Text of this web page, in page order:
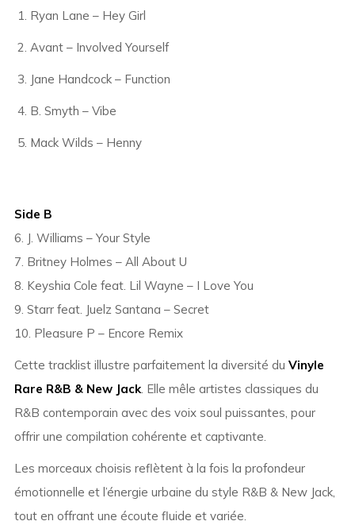
Ryan Lane – Hey Girl
Avant – Involved Yourself
Jane Handcock – Function
B. Smyth – Vibe
Mack Wilds – Henny
Side B
6. J. Williams – Your Style
7. Britney Holmes – All About U
8. Keyshia Cole feat. Lil Wayne – I Love You
9. Starr feat. Juelz Santana – Secret
10. Pleasure P – Encore Remix
Cette tracklist illustre parfaitement la diversité du Vinyle
Rare R&B & New Jack. Elle mêle artistes classiques du
R&B contemporain avec des voix soul puissantes, pour
offrir une compilation cohérente et captivante.
Les morceaux choisis reflètent à la fois la profondeur
émotionnelle et l’énergie urbaine du style R&B & New Jack,
tout en offrant une écoute fluide et variée.